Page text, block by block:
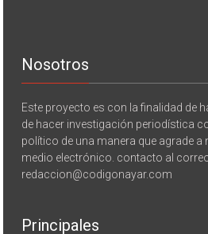
Nosotros
Este proyecto es con la finalidad de
de hacer investigación periodística
político de una manera que agrade
medio electrónico. contacto al
redaccion@codigonayar.com
Principales